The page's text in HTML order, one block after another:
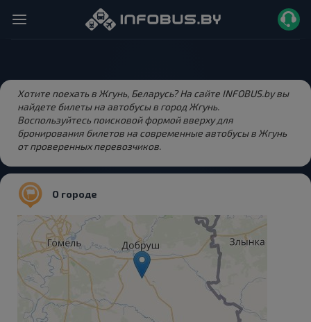
Хотите поехать в Жгунь, Беларусь? На сайте INFOBUS.by вы
найдете билеты на автобусы в город Жгунь.
Воспользуйтесь поисковой формой вверху для
бронирования билетов на современные автобусы в Жгунь
от проверенных перевозчиков.
О городе